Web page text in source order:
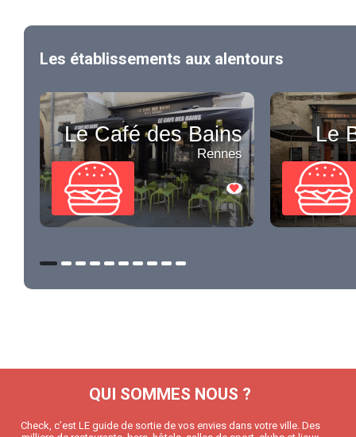
Les établissements aux alentours
Le Café des Bains
Rennes
Le
QUI SOMMES NOUS ?
Check, c’est LE guide de sortie de vos envies dans votre ville. Des